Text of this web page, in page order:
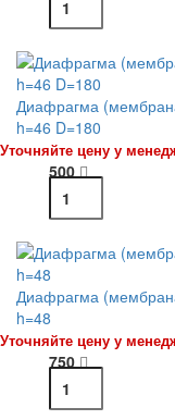
Диафрагма
h=46 D=180
Уточняйте цену у
500
Диафрагма
h=48
Уточняйте цену у
750